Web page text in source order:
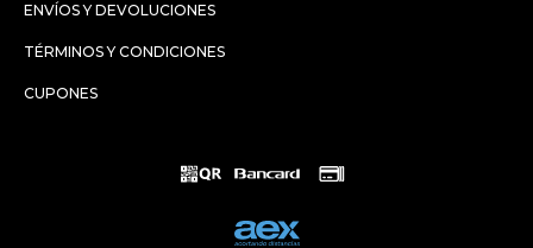
ENVÍOS Y DEVOLUCIONES
TÉRMINOS Y CONDICIONES
CUPONES